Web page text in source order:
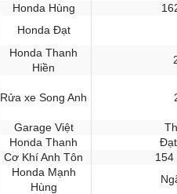
Honda Hùng
Honda Đạt
Honda Thanh
Hiền
Rửa xe Song Anh
Garage Việt
Honda Thanh
Cơ Khí Anh Tôn
154
Honda Mạnh
Hùng